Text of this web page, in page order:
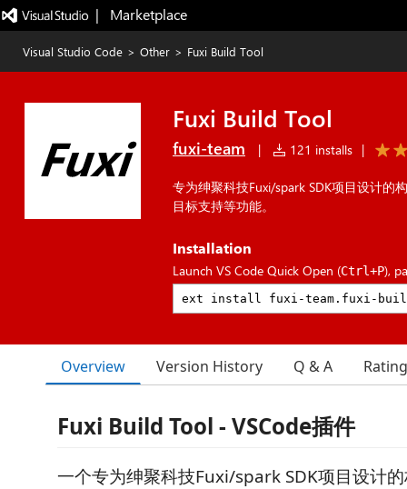
|   Marketplace
Visual Studio Code > Other > Fuxi Build Tool
Fuxi Build Tool
fuxi-team | 121 installs |
专为绅聚科技Fuxi/spark SDK项目设计的
目标支持等功能。
Installation
Launch VS Code Quick Open (Ctrl+P),
Overview Version History Q & A
Fuxi Build Tool - VSCode插件
一个专为绅聚科技Fuxi/spark SDK项目设计